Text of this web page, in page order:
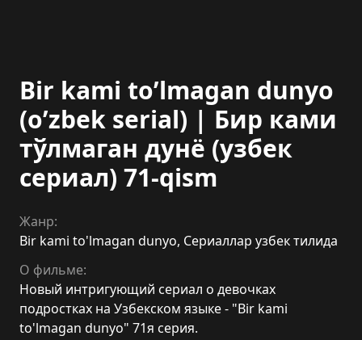
Bir kami to’lmagan dunyo
(o’zbek serial) | Бир ками
тўлмаган дунё (узбек
сериал) 71-qism
Жанр:
Bir kami to'lmagan dunyo, Сериаллар узбек тилида
О фильме:
Новый интригующий сериал о девочках
подростках на Узбекском языке - "Bir kami
to'lmagan dunyo" 71я серия.